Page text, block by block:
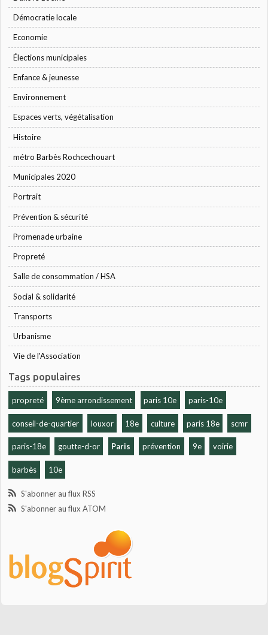
Démocratie locale
Economie
Élections municipales
Enfance & jeunesse
Environnement
Espaces verts, végétalisation
Histoire
métro Barbès Rochcechouart
Municipales 2020
Portrait
Prévention & sécurité
Promenade urbaine
Propreté
Salle de consommation / HSA
Social & solidarité
Transports
Urbanisme
Vie de l'Association
Tags populaires
propreté 9ème arrondissement paris 10e paris-10e
conseil-de-quartier louxor 18e culture paris 18e scmr
paris-18e goutte-d-or Paris prévention 9e voirie
barbès 10e
S'abonner au flux RSS
S'abonner au flux ATOM